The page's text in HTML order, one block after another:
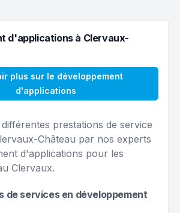
d'applications à Clervaux-
plus sur le développement
d'applications
prestations de service
Château par nos experts
d'applications pour les
Clervaux.
de services en développement